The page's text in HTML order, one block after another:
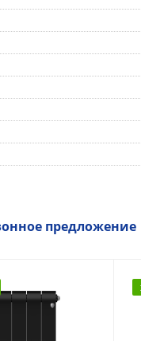
предложение